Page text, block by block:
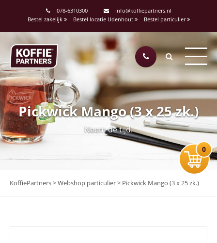
078-6310300
info@koffiepartners.nl
Bestel zakelijk
Bestel locatie Udenhout Bestel particulier
Pickwick Mango (3 x 25 zk.)
Neem de tijd.
0
KoffiePartners>Webshop particulier> Pickwick Mango (3 x 25 zk.)